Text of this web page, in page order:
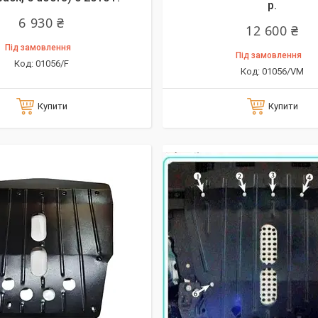
6 930 ₴
Під замовлення
01056/F
Купити
р.
12 600 ₴
Під замовлення
01056/VM
Купити